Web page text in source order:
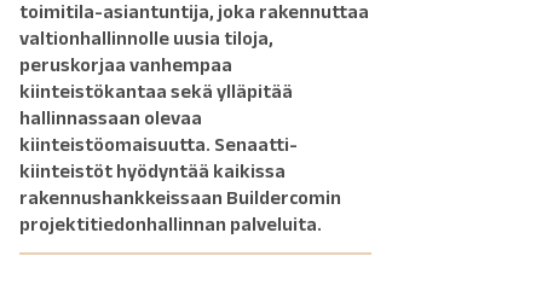
toimitila-asiantuntija, joka rakennuttaa
valtionhallinnolle uusia tiloja,
peruskorjaa vanhempaa
kiinteistökantaa sekä ylläpitää
hallinnassaan olevaa
kiinteistöomaisuutta. Senaatti-
kiinteistöt hyödyntää kaikissa
rakennushankkeissaan Buildercomin
projektitiedonhallinnan palveluita.